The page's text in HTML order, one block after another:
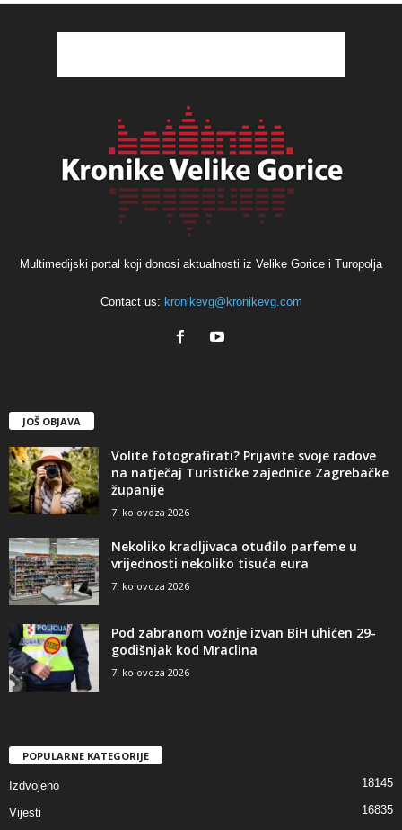
Multimedijski portal koji donosi aktualnosti iz Velike Gorice i Turopolja
Contact us: kronikevg@kronikevg.com
JOŠ OBJAVA
Volite fotografirati? Prijavite svoje radove
na natječaj Turističke zajednice Zagrebačke
županije
7. kolovoza 2026
Nekoliko kradljivaca otuđilo parfeme u
vrijednosti nekoliko tisuća eura
7. kolovoza 2026
Pod zabranom vožnje izvan BiH uhićen 29-
godišnjak kod Mraclina
7. kolovoza 2026
POPULARNE KATEGORIJE
Izdvojeno 18145
Vijesti
16835